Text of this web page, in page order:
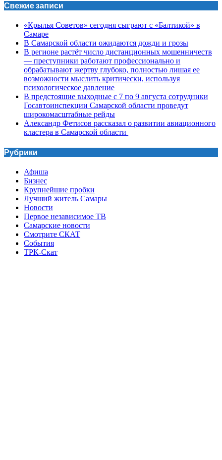
Свежие записи
«Крылья Советов» сегодня сыграют с «Балтикой» в
Самаре
В Самарской области ожидаются дожди и грозы
В регионе растёт число дистанционных мошенничеств
— преступники работают профессионально и
обрабатывают жертву глубоко, полностью лишая ее
возможности мыслить критически, используя
психологическое давление
В предстоящие выходные с 7 по 9 августа сотрудники
Госавтоинспекции Самарской области проведут
широкомасштабные рейды
Александр Фетисов рассказал о развитии авиационного
кластера в Самарской области
Рубрики
Афиша
Бизнес
Крупнейшие пробки
Лучший житель Самары
Новости
Первое независимое ТВ
Самарские новости
Смотрите СКАТ
События
ТРК-Скат